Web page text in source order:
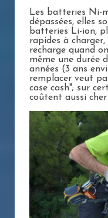
Les batteries Ni-
dépassées, elles
batteries Li-ion,
rapides à
recharge quand
même une durée
années (3 ans
remplacer veut
case cash"; sur
coûtent aussi